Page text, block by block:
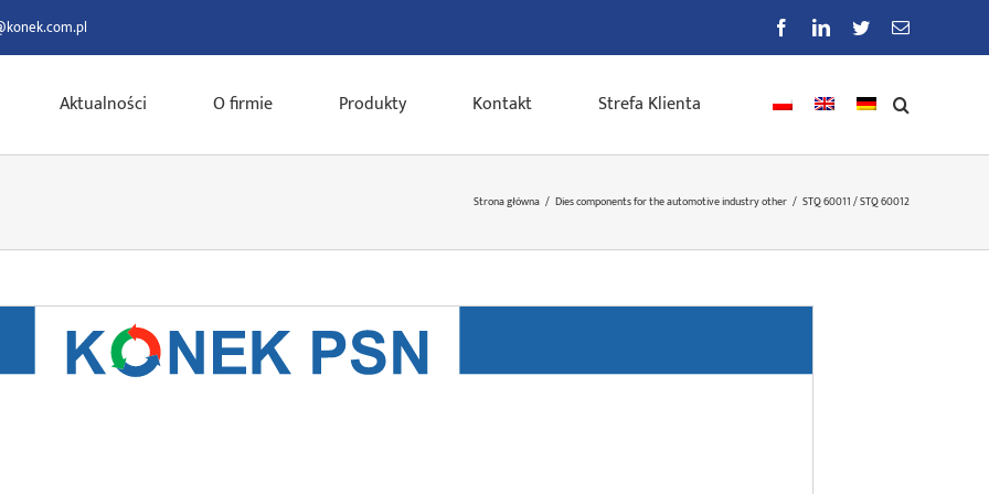
FacebookLinkedIn
TwitterE-
Aktualności O firmie Produkty Kontakt Strefa Klienta
Strona główna / Dies components for the automotive industry other / STQ 60011 / STQ 60012